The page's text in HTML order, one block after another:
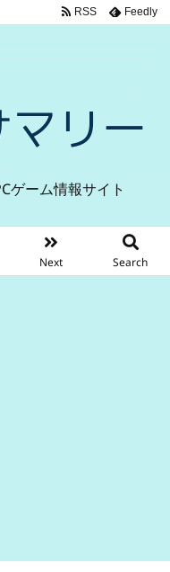
ゲーム情報サイト
Next Search
RSS Feedly